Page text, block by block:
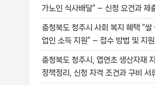
가노인 식사배달” – 신청 요건과 제
충청북도 청주시 사회 복지 혜택 “쌀
업인 소득 지원” – 접수 방법 및 지
충청북도 청주시, 엽연초 생산자재
정책정리, 신청 자격 조건과 구비 서